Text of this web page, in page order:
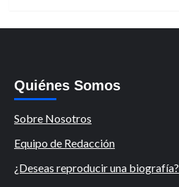
Quiénes Somos
Sobre Nosotros
Equipo de Redacción
¿Deseas reproducir una biografía?